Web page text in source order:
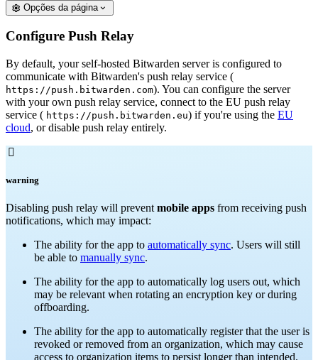
Opções da página
Configure Push Relay
By default, your self-hosted Bitwarden server is configured to
communicate with Bitwarden's push relay service (
https://push.bitwarden.com). You can configure the server
with your own push relay service, connect to the EU push relay
service ( https://push.bitwarden.eu) if you're using the EU
cloud, or disable push relay entirely.

warning
Disabling push relay will prevent mobile apps from receiving push
notifications, which may impact:
The ability for the app to automatically sync. Users will still
be able to manually sync.
The ability for the app to automatically log users out, which
may be relevant when rotating an encryption key or during
offboarding.
The ability for the app to automatically register that the user is
revoked or removed from an organization, which may cause
access to organization items to persist longer than intended.